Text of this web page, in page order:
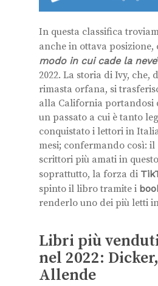
In questa classifica
anche in ottava posizione,
modo in cui cade la neve
2022. La storia di Ivy, che,
rimasta orfana, si
alla California portandosi
un passato a cui è tanto
conquistato i lettori in
mesi; confermando così:
scrittori più amati in
soprattutto, la forza di
spinto il libro tramite i
renderlo uno dei più letti
Libri più
nel 2022:
Allende